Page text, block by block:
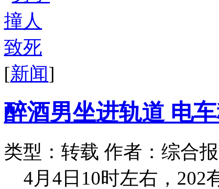
[新闻]
醉酒男坐进轨道 电
类型：转载 作者：综合
4月4日10时左右，202